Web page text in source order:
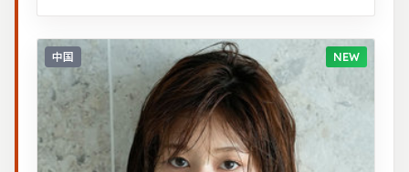
中国 NEW